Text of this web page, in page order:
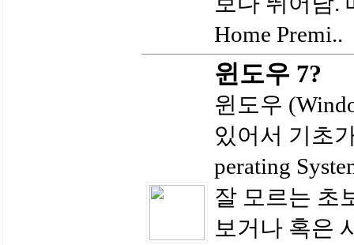
Home Premi..
윈도우 7?
윈도우
있어서 기초
perating
잘 모르는 초
보거나 혹은